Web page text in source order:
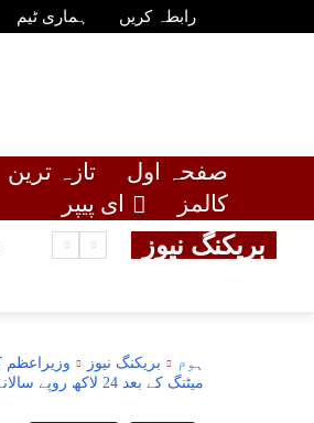
رابطہ کریں ہماری ٹیم
صفحہ اول تازہ ترین
کالمز
ای پیپر
بریکنگ نیوز
ہوم بریکنگ نیوز
میٹنگ کے بعد 24 لاکھ روپے سالانہ روزمرہ اخرجات کے لیے بھی لیے جا رہے ہیں، دستاویزات اور تفصیلات سب نیوز پر